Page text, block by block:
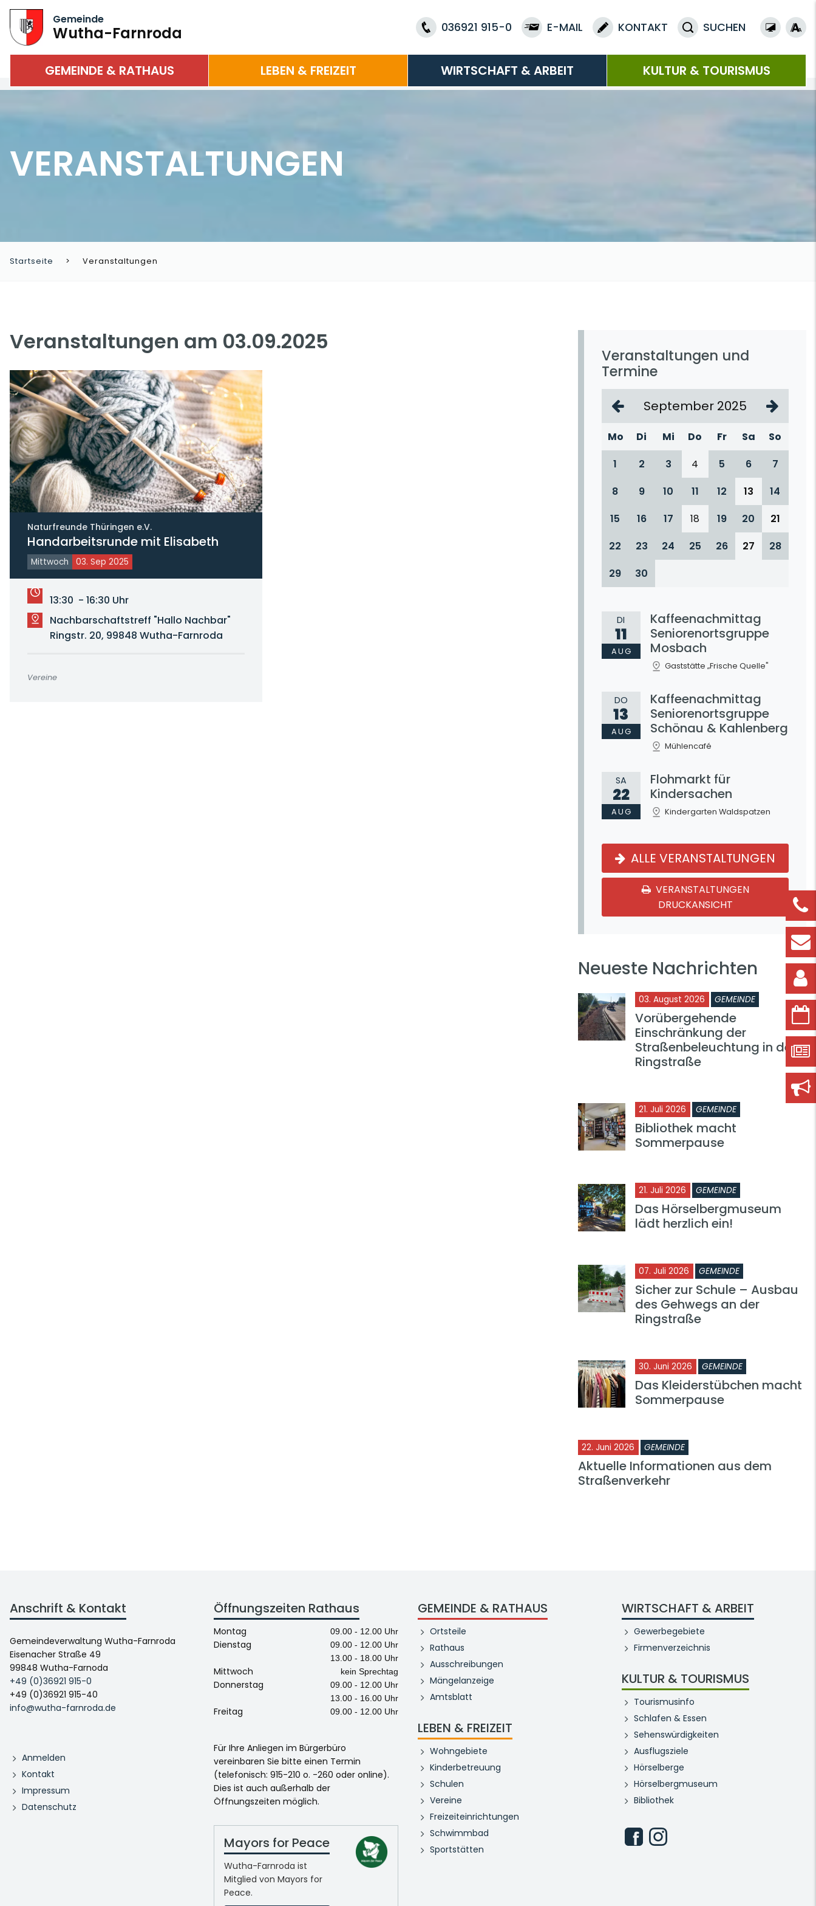
Gemeinde
Wutha-Farnroda 036921 915-0 E-MAIL KONTAKT SUCHEN
GEMEINDE & RATHAUS LEBEN & FREIZEIT WIRTSCHAFT & ARBEIT KULTUR & TOURISMUS
VERANSTALTUNGEN
Startseite Veranstaltungen
Veranstaltungen am 03.09.2025
Naturfreunde Thüringen e.V.
Handarbeitsrunde mit Elisabeth
Mittwoch 03. Sep 2025
13:30 - 16:30 Uhr
Nachbarschaftstreff "Hallo Nachbar"
Ringstr. 20, 99848 Wutha-Farnroda
Vereine
Veranstaltungen und
Termine
September 2025
Mo Di Mi Do Fr Sa
So
1
2 3 4 5 6
7
8
9 10 11 12 13
14
15
16 17 18 19 20
21
22
23 24 25 26 27
28
29
30
DI
11
AUG
Kaffeenachmittag
Seniorenortsgruppe
Mosbach
Gaststätte „Frische Quelle"
DO
13
AUG
Kaffeenachmittag
Seniorenortsgruppe
Schönau & Kahlenberg
Mühlencafé
SA
22
AUG
Flohmarkt für
Kindersachen
Kindergarten Waldspatzen
ALLE VERANSTALTUNGEN
VERANSTALTUNGEN
DRUCKANSICHT
Neueste Nachrichten
03. August 2026 GEMEINDE
Vorübergehende
Einschränkung der
Straßenbeleuchtung in der
Ringstraße
21. Juli 2026 GEMEINDE
Bibliothek macht
Sommerpause
21. Juli 2026 GEMEINDE
Das Hörselbergmuseum
lädt herzlich ein!
07. Juli 2026 GEMEINDE
Sicher zur Schule – Ausbau
des Gehwegs an der
Ringstraße
30. Juni 2026 GEMEINDE
Das Kleiderstübchen macht
Sommerpause
22. Juni 2026 GEMEINDE
Aktuelle Informationen aus dem
Straßenverkehr
Anschrift & Kontakt
Gemeindeverwaltung Wutha-Farnroda
Eisenacher Straße 49
99848 Wutha-Farnoda
+49 (0)36921 915-0
+49 (0)36921 915-40
info@wutha-farnroda.de
Anmelden
Kontakt
Impressum
Datenschutz
Öffnungszeiten Rathaus
Montag 09.00 - 12.00 Uhr
Dienstag
09.00 - 12.00 Uhr
13.00 - 18.00 Uhr
Mittwoch kein Sprechtag
Donnerstag
09.00 - 12.00 Uhr
13.00 - 16.00 Uhr
Freitag 09.00 - 12.00 Uhr
Für Ihre Anliegen im Bürgerbüro
vereinbaren Sie bitte einen Termin
(telefonisch: 915-210 o. -260 oder online).
Dies ist auch außerhalb der
Öffnungszeiten möglich.
Mayors for Peace
Wutha-Farnroda ist
Mitglied von Mayors for
Peace.
GEMEINDE & RATHAUS
Ortsteile
Rathaus
Ausschreibungen
Mängelanzeige
Amtsblatt
LEBEN & FREIZEIT
Wohngebiete
Kinderbetreuung
Schulen
Vereine
Freizeiteinrichtungen
Schwimmbad
Sportstätten
WIRTSCHAFT & ARBEIT
Gewerbegebiete
Firmenverzeichnis
KULTUR & TOURISMUS
Tourismusinfo
Schlafen & Essen
Sehenswürdigkeiten
Ausflugsziele
Hörselberge
Hörselbergmuseum
Bibliothek